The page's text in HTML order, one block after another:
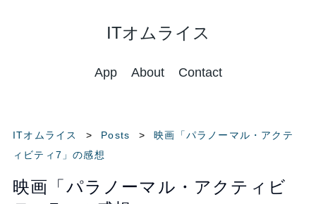
ITオムライス
App About Contact
ITオムライス Posts
映画「パラノーマル・アクテ
ィビティ7」の感想
映画「パラノーマル・アクティビ